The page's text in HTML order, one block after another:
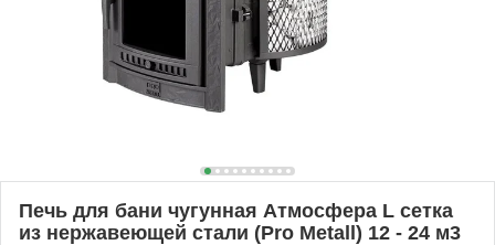
Печь для бани чугунная Атмосфера L сетка
из нержавеющей стали (Pro Metall) 12 - 24 м3